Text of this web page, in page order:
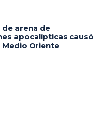
arena de
apocalípticas causó
Medio Oriente